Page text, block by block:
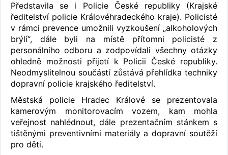
Představila se i Policie České republiky (Krajské
ředitelství policie Královéhradeckého kraje). Policisté
v rámci prevence umožnili vyzkoušení „alkoholových
brýlí“, dále byli na místě přítomni policisté z
personálního odboru a zodpovídali všechny otázky
ohledně možnosti přijetí k Policii České republiky.
Neodmyslitelnou součástí zůstává přehlídka techniky
dopravní policie krajského ředitelství.
Městská policie Hradec Králové se prezentovala
kamerovým monitorovacím vozem, kam mohla
veřejnost nahlédnout, dále prezentačním stánkem s
tištěnými preventivními materiály a dopravní soutěží
pro děti.